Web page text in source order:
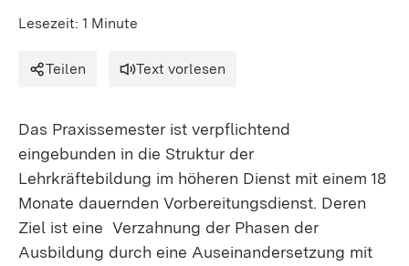
Lesezeit: 1 Minute
Teilen Text vorlesen
Das Praxissemester ist verpflichtend
eingebunden in die Struktur der
Lehrkräftebildung im höheren Dienst mit einem 18
Monate dauernden Vorbereitungsdienst. Deren
Ziel ist eine Verzahnung der Phasen der
Ausbildung durch eine Auseinandersetzung mit